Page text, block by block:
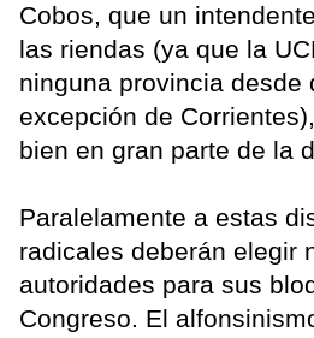
Cobos, que un
las riendas (ya que la
ninguna provincia desde
excepción de
bien en gran parte de la
Paralelamente a estas
radicales deberán elegir
autoridades para sus
Congreso. El